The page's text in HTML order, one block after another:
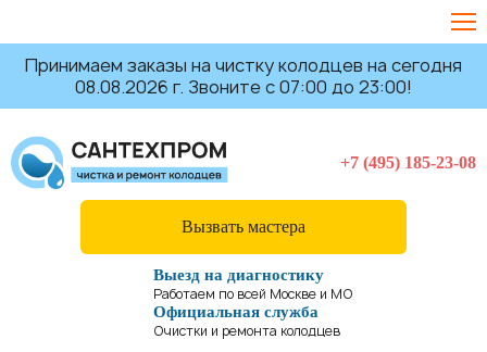
Принимаем заказы на чистку колодцев на сегодня
08.08.2026 г. Звоните с 07:00 до 23:00!
Вызвать мастера
Выезд на диагностику
Работаем по всей Москве и МО
Официальная служба
Очистки и ремонта колодцев
+7 (495) 185-23-08